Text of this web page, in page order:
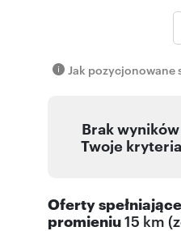
Jak pozycjonowane
Brak
Twoje
Oferty
promieniu15 km (